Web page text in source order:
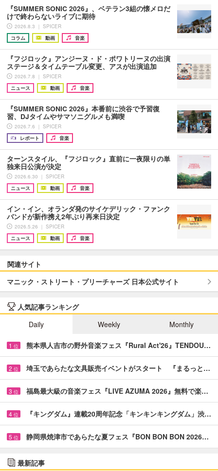
『SUMMER SONIC 2026』、ベテラン3組の懐メロだ
けで終わらないライブに期待
2026.8.3 ｜ SPICER
コラム
動画 音楽
『フジロック』アンジーヌ・ド・ポワトリーヌの出演
ステージ＆タイムテーブル変更、アスが出演追加
2026.7.8 ｜ SPICER
ニュース
動画 音楽
『SUMMER SONIC 2026』本番前に渋谷で予習復
習、DJタイムやサマソニグルメも満喫
2026.7.6 ｜ SPICER
レポート
音楽
ターンスタイル、『フジロック』直前に一夜限りの単
独来日公演が決定
2026.6.30 ｜ SPICER
ニュース
動画 音楽
イン・イン、オランダ発のサイケデリック・ファンク
バンドが新作携え2年ぶり再来日決定
2026.5.26 ｜ SPICER
ニュース
動画 音楽
関連サイト
マニック・ストリート・プリーチャーズ 日本公式サイト
人気記事ランキング
Daily
Weekly Monthly
1 位 熊本県人吉市の野外音楽フェス『Rural Act'26』TENDOU…
2 位 埼玉であらたな文具販売イベントがスタート 『まるっと…
3 位 福島最大級の音楽フェス『LIVE AZUMA 2026』無料で楽…
4 位 『キングダム』連載20周年記念「キンキンキングダム」渋…
5 位 静岡県焼津市であらたな夏フェス『BON BON BON 2026…
最新記事